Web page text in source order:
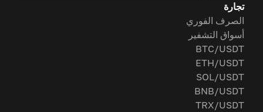
تجارة
الصرف الفوري
أسواق التشفير
BTC/USDT
ETH/USDT
SOL/USDT
BNB/USDT
TRX/USDT